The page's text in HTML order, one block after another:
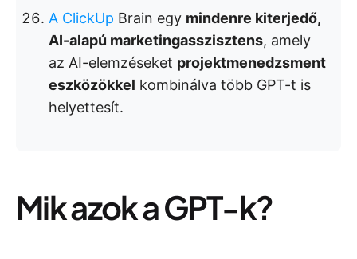
A ClickUp Brain egy mindenre kiterjedő,
AI-alapú marketingasszisztens, amely
az AI-elemzéseket projektmenedzsment
eszközökkel kombinálva több GPT-t is
helyettesít.
Mik azok a GPT-k?